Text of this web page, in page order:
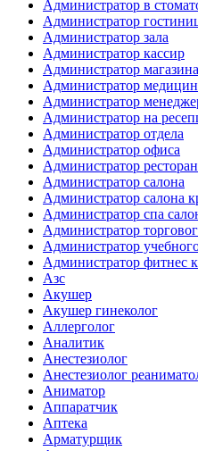
Администратор в
Администратор
Администратор зала
Администратор кассир
Администратор магазина
Администратор
Администратор
Администратор на
Администратор отдела
Администратор офиса
Администратор
Администратор салона
Администратор салона
Администратор спа
Администратор
Администратор
Администратор фитнес
Азс
Акушер
Акушер гинеколог
Аллерголог
Аналитик
Анестезиолог
Анестезиолог
Аниматор
Аппаратчик
Аптека
Арматурщик